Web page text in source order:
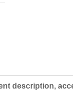
description,